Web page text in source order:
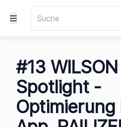
#13
Spotlight -
Optimierung